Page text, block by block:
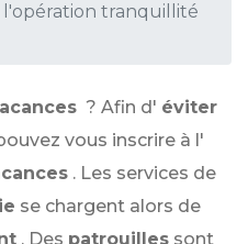
l'opération tranquillité
? Afin d' éviter
vous inscrire à l'
. Les services de
se chargent alors de
. Des patrouilles sont